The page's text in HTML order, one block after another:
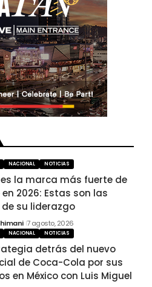
NACIONAL NOTICIAS
la marca más fuerte de
en 2026: Estas son las
su liderazgo
7 agosto, 2026
NACIONAL NOTICIAS
detrás del nuevo
de Coca-Cola por sus
en México con Luis Miguel